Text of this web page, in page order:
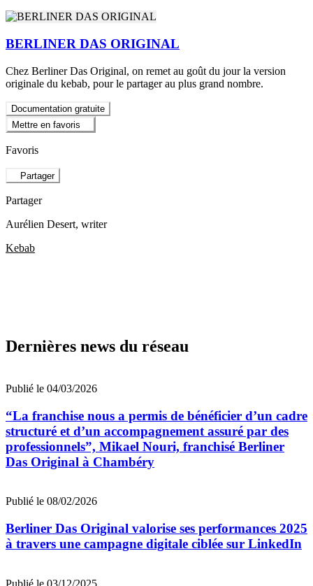
BERLINER DAS ORIGINAL
Chez Berliner Das Original, on remet au goût du jour la version
originale du kebab, pour le partager au plus grand nombre.
Documentation gratuite
Mettre en favoris
Favoris
Partager
Partager
Aurélien Desert, writer
Kebab
Dernières news du réseau
Publié le 04/03/2026
“La franchise nous a permis de bénéficier d’un cadre
structuré et d’un accompagnement assuré par des
professionnels”, Mikael Nouri, franchisé Berliner
Das Original à Chambéry
Publié le 08/02/2026
Berliner Das Original valorise ses performances 2025
à travers une campagne digitale ciblée sur LinkedIn
Publié le 03/12/2025